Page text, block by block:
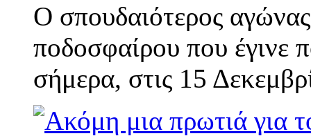
O σπουδαιότερος
ποδοσφαίρου που έγινε
σήμερα, στις 15